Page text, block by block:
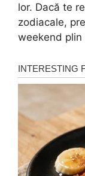
lor. Dacă te
zodiacale,
weekend